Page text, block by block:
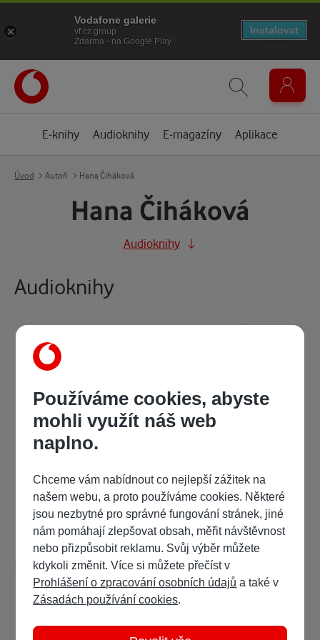
E-knihy Audioknihy E-magazíny Aplikace
Úvod Autoři Hana Čiháková
Hana Čiháková
Audioknihy
Audioknihy
Bella Achmadulinová
Neumannovy Poděbrady 1977
69 Kč / 111 bodů
Detail Ukázka
Používáme cookies, abyste
mohli využít náš web
naplno.
Chceme vám nabídnout co nejlepší zážitek na
našem webu, a proto používáme cookies. Některé
jsou nezbytné pro správné fungování stránek, jiné
nám pomáhají zlepšovat obsah, měřit návštěvnost
nebo přizpůsobit reklamu. Svůj výběr můžete
kdykoli změnit. Více si můžete přečíst v
Prohlášení o zpracování osobních údajů a také v
Zásadách používání cookies.
Vodafone galerie
vf.cz.group
Zdarma - na Google Play
Instalovat